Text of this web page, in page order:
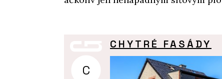
C
CHYTRÉ FASÁDY